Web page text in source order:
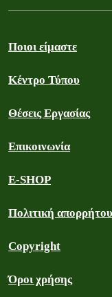
Ποιοι είμαστε
Κέντρο Τύπου
Θέσεις Εργασίας
Επικοινωνία
E-SHOP
Πολιτική απορρήτου
Copyright
Όροι χρήσης